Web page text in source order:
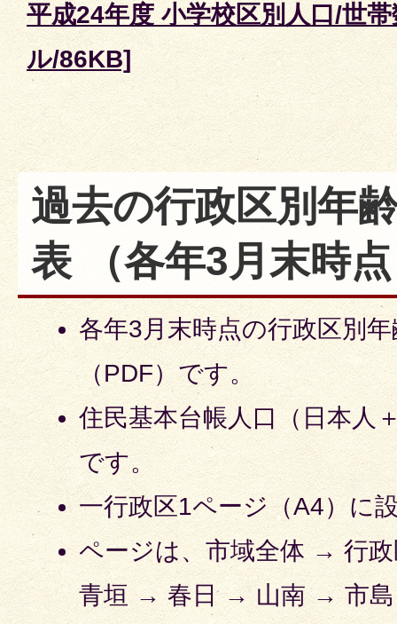
平成24年度 小学校区別人口/世
ル/86KB]
過去の行政区別年
表 （各年3月末時
各年3月末時点の行政区別
（PDF）です。
住民基本台帳人口（日本人
です。
一行政区1ページ（A4）に
ページは、市域全体 → 行
青垣 → 春日 → 山南 → 市島